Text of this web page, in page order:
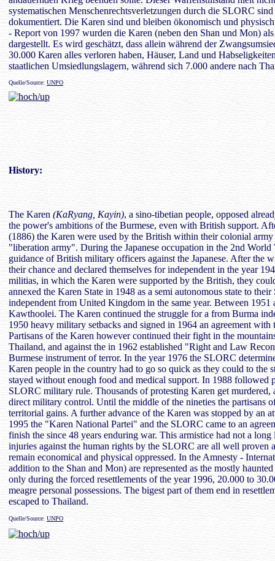
systematischen Menschenrechtsverletzungen durch die SLORC
dokumentiert. Die Karen sind und bleiben ökonomisch und
- Report von 1997 wurden die Karen (neben den Shan und Mon)
dargestellt. Es wird geschätzt, dass allein während der
30.000 Karen alles verloren haben, Häuser, Land und
staatlichen Umsiedlungslagern, während sich 7.000 andere nach
Quelle/Source: UNPO
History:
The Karen (KaRyang, Kayin), a sino-tibetian people, opposed
the power's ambitions of the Burmese, even with British support.
(1886) the Karen were used by the British within their colonial army
"liberation army". During the Japanese occupation in the 2nd
guidance of British military officers against the Japanese. After the
their chance and declared themselves for independent in the year
militias, in which the Karen were supported by the British, they
annexed the Karen State in 1948 as a semi autonomous state to
independent from United Kingdom in the same year. Between 1951
Kawthoolei. The Karen continued the struggle for a from Burma
1950 heavy military setbacks and signed in 1964 an agreement
Partisans of the Karen however continued their fight in the
Thailand, and against the in 1962 established "Right and Law
Burmese instrument of terror. In the year 1976 the SLORC
Karen people in the country had to go so quick as they could to the
stayed without enough food and medical support. In 1988 followed
SLORC military rule. Thousands of protesting Karen get murdered,
direct military control. Until the middle of the nineties the partisans
territorial gains. A further advance of the Karen was stopped by an
1995 the "Karen National Partei" and the SLORC came to an
finish the since 48 years enduring war. This armistice had not a
injuries against the human rights by the SLORC are all well proven
remain economical and physical oppressed. In the Amnesty -
addition to the Shan and Mon) are represented as the mostly
only during the forced resettlements of the year 1996, 20.000 to
meagre personal possessions. The bigest part of them end in
escaped to Thailand.
Quelle/Source: UNPO